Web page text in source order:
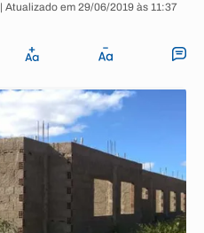
em 29/06/2019 às 11:37